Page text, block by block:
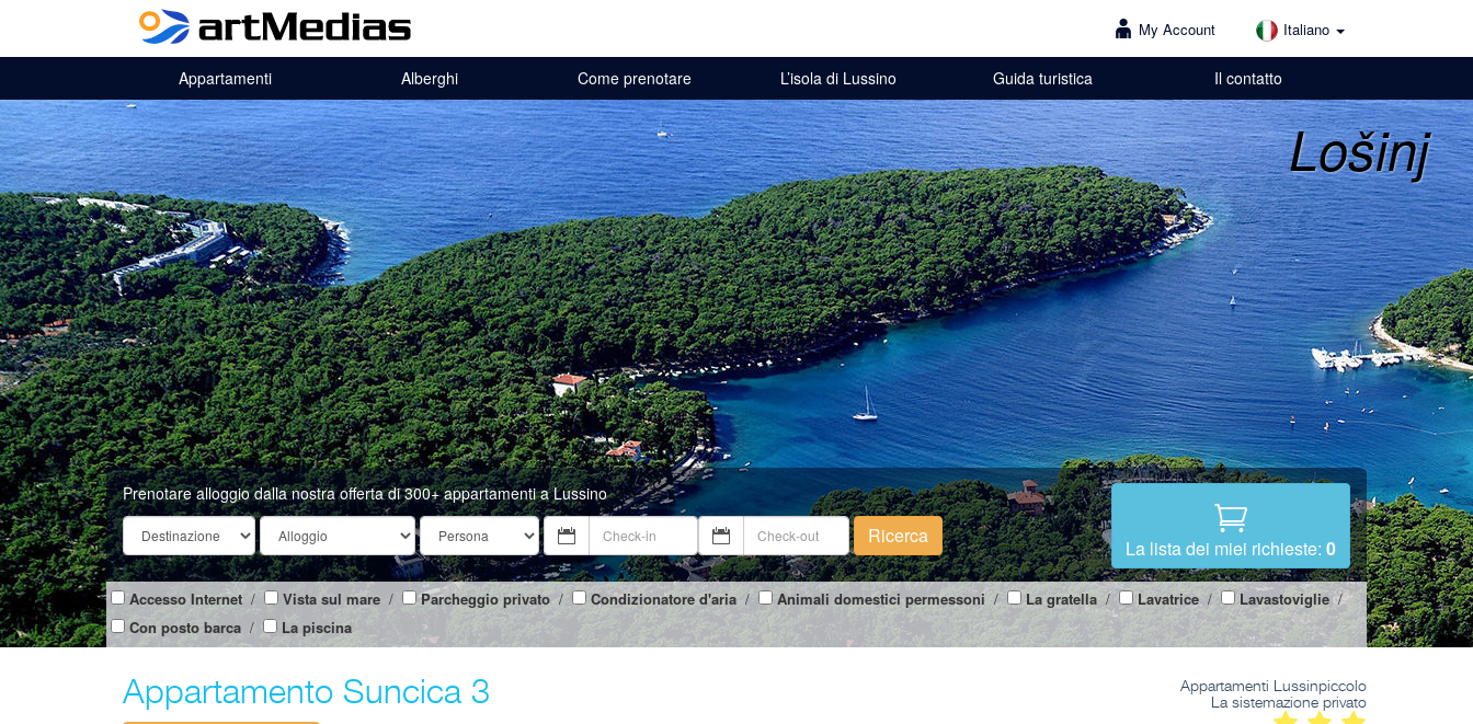
My Account Italiano
Appartamenti Alberghi Come prenotare L’isola di Lussino Guida turistica Il contatto
Lošinj
Prenotare alloggio dalla nostra offerta di 300+ appartamenti a Lussino
Ricerca
La lista dei miei richieste: 0
Accesso Internet/ Vista sul mare / Parcheggio privato/ Condizionatore d'aria / Animali domestici permessoni / La gratella / Lavatrice/ Lavastoviglie/
Con posto barca / La piscina
Appartamento Suncica 3 Appartamenti Lussinpiccolo
La sistemazione privato